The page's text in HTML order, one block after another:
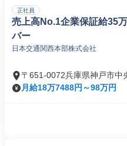
正社員
売上高No.1企業保証給35
バー
日本交通関西本部株式会社
〒651-0072兵庫県神戸市中
月給18万7488円～98万円